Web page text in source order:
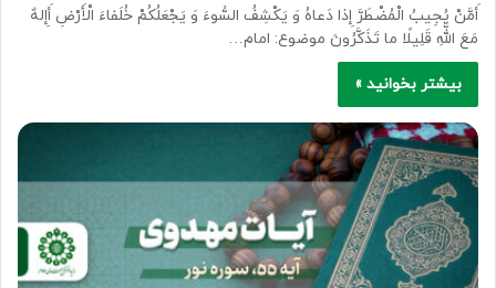
أَمَّنْ یُجِیبُ الْمُضْطَرَّ إِذا دَعاهُ وَ یَکْشِفُ السُّوءَ وَ یَجْعَلُکُمْ خُلَفاءَ الْأَرْضِ أَإِلهٌ
مَعَ اللَّهِ قَلِیلًا ما تَذَکَّرُونَ موضوع: امام…
بیشتر بخوانید »